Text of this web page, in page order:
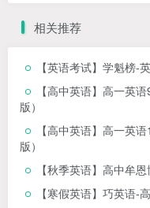
相关推荐
【英语考试】学魁榜-
【高中英语】高一英
版）
【高中英语】高一英
版）
【秋季英语】高中牟
【寒假英语】巧英语-